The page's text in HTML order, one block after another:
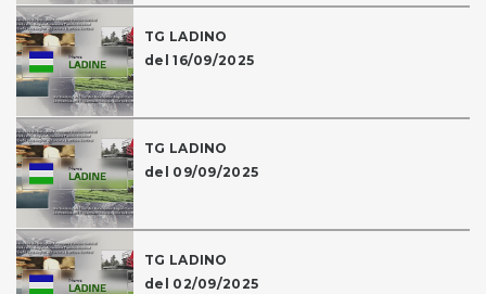
TG LADINO
del 16/09/2025
TG LADINO
del 09/09/2025
TG LADINO
del 02/09/2025